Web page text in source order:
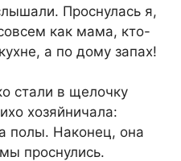
Проснулась я,
как мама, кто-
а по дому запах!
стали в щелочку
хозяйничала:
полы. Наконец, она
проснулись.